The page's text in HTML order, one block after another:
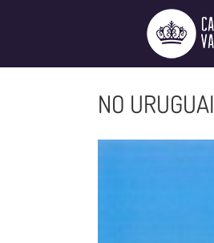
NO URUGUAI